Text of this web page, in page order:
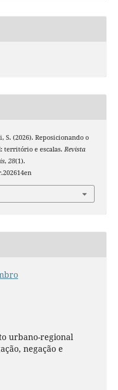
S. (2026). Reposicionando o
território e escalas. Revista
, 28(1).
urbano-regional
negação e